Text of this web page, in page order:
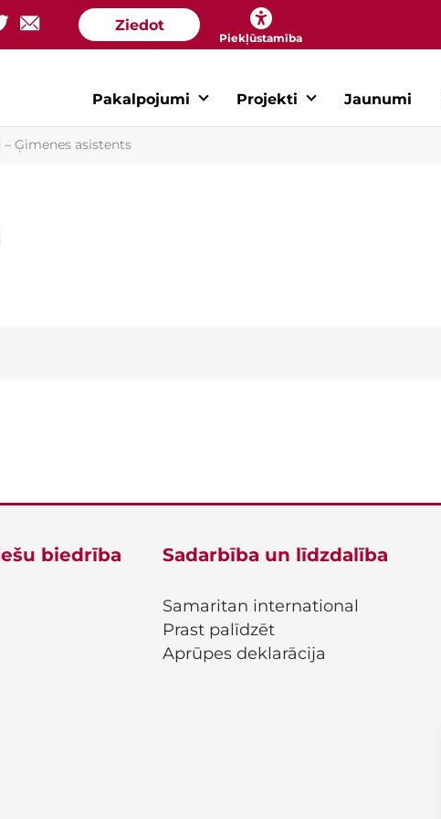
Ziedot
Piekļūstamība
Pakalpojumi Projekti Jaunumi
– Ģimenes asistents
biedrība Sadarbība un līdzdalība
Samaritan international
Prast palīdzēt
Aprūpes deklarācija